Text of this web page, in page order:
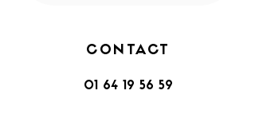
CONTACT
01 64 19 56 59